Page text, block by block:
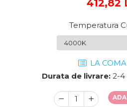
412,82
Temperatura
LA
Durata de livrare:2-4